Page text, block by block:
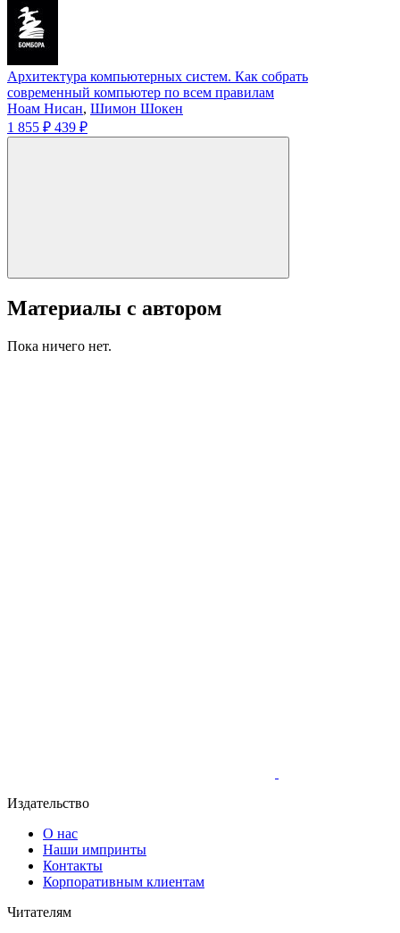
Архитектура компьютерных систем. Как собрать
современный компьютер по всем правилам
Ноам Нисан, Шимон Шокен
1 855 ₽ 439 ₽
Материалы с автором
Пока ничего нет.
Издательство
О нас
Наши импринты
Контакты
Корпоративным клиентам
Читателям